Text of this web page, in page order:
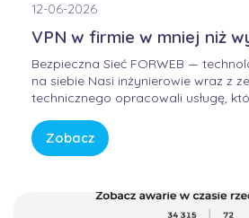
12-06-2026
VPN w firmie w mniej niż
Bezpieczna Sieć FORWEB —
na siebie Nasi inżynierowie wraz z
technicznego opracowali usługę,
przewidywalny. Bez samodzielnego
skomplikowanych urządzeń, bez
Zobacz